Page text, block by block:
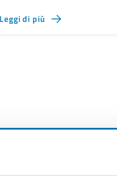
Leggi di più